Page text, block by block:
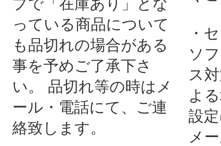
プで「在庫あり」とな
っている商品について
も品切れの場合がある
事を予めご了承下さ
い。 品切れ等の時はメ
ール・電話にて、ご連
絡致します。
・
ソ
ス
よ
設
メ